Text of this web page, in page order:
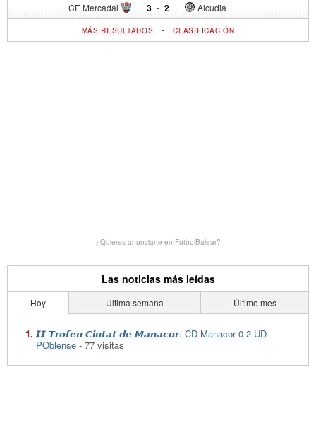
CE Mercadal 3 - Alcudia
2
MÁS RESULTADOS -CLASIFICACIÓN
¿Quieres anunciarte en FutbolBalear?
Las noticias más leídas
Hoy Última semana Último mes
𝙄𝙄 𝙏𝙧𝙤𝙛𝙚𝙪 𝘾𝙞𝙪𝙩𝙖𝙩 𝙙𝙚 𝙈𝙖𝙣𝙖𝙘𝙤𝙧: CD Manacor 0-2 UD
POblense - 77 visitas